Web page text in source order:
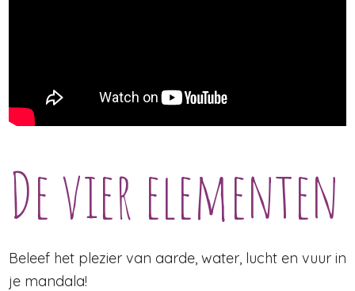
De vier elementen
Beleef het plezier van aarde, water, lucht en vuur in
je mandala!